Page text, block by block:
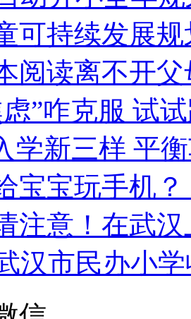
可持续发展
阅读离不开
”咋克服 试
学新三样 平
宝宝玩手机
注意！在武
汉市民办小